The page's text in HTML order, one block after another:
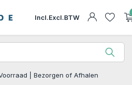
Incl.Excl.BTW
| Bezorgen of Afhalen